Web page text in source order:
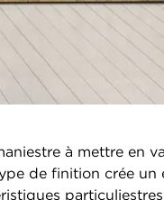
à mettre en
de finition crée